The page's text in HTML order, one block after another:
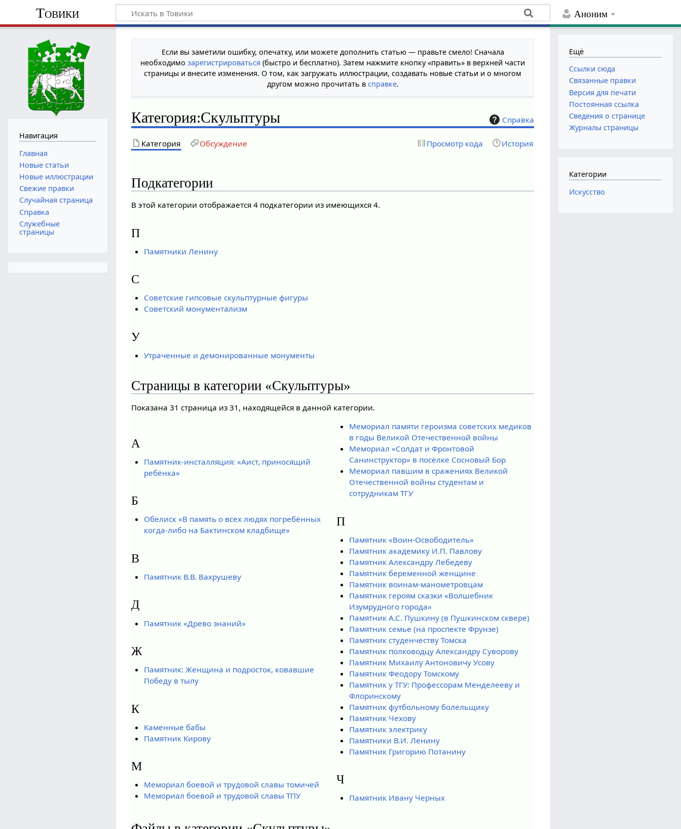
Аноним
Товики
Если вы заметили ошибку, опечатку, или можете дополнить статью — правьте смело! Сначала
необходимозарегистрироваться (быстро и бесплатно). Затем нажмите кнопку «править» в верхней части
страницы и внесите изменения. О том, как загружать иллюстрации, создавать новые статьи и о многом
другом можно прочитать в справке.
Справка
Категория:Скульптуры
Категория Обсуждение Просмотр кода История
Подкатегории
В этой категории отображается 4 подкатегории из имеющихся 4.
П
Памятники Ленину
С
Советские гипсовые скульптурные фигуры
Советский монументализм
У
Утраченные и демонированные монументы
Страницы в категории «Скульптуры»
Показана 31 страница из 31, находящейся в данной категории.
А
Памятник-инсталляция: «Аист, приносящий
ребёнка»
Б
Обелиск «В память о всех людях погребённых
когда-либо на Бактинском кладбище»
В
Памятник В.В. Вахрушеву
Д
Памятник «Древо знаний»
Ж
Памятник: Женщина и подросток, ковавшие
Победу в тылу
К
Каменные бабы
Памятник Кирову
М
Мемориал боевой и трудовой славы томичей
Мемориал боевой и трудовой славы ТПУ
Мемориал памяти героизма советских медиков
в годы Великой Отечественной войны
Мемориал «Солдат и Фронтовой
Санинструктор» в посёлке Сосновый Бор
Мемориал павшим в сражениях Великой
Отечественной войны студентам и
сотрудникам ТГУ
П
Памятник «Воин-Освободитель»
Памятник академику И.П. Павлову
Памятник Александру Лебедеву
Памятник беременной женщине
Памятник воинам-манометровцам
Памятник героям сказки «Волшебник
Изумрудного города»
Памятник А.С. Пушкину (в Пушкинском сквере)
Памятник семье (на проспекте Фрунзе)
Памятник студенчеству Томска
Памятник полководцу Александру Суворову
Памятник Михаилу Антоновичу Усову
Памятник Феодору Томскому
Памятник у ТГУ: Профессорам Менделееву и
Флоринскому
Памятник футбольному болельщику
Памятник Чехову
Памятник электрику
Памятники В.И. Ленину
Памятник Григорию Потанину
Ч
Памятник Ивану Черных
Навигация
Главная
Новые статьи
Новые иллюстрации
Свежие правки
Случайная страница
Справка
Служебные
страницы
Ещё
Ссылки сюда
Связанные правки
Версия для печати
Постоянная ссылка
Сведения о странице
Журналы страницы
Категории
Искусство